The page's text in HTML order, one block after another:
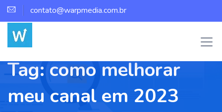
contato@warpmedia.com.br
Tag:como melhorar
meu canal em 2023